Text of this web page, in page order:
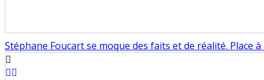
Stéphane Foucart se moque des faits et de réalité. Place à